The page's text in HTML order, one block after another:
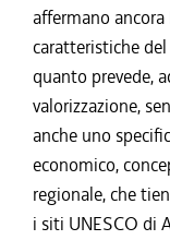
affermano
caratteristiche
quanto prevede,
valorizzazione,
anche uno
economico,
regionale, che
i siti UNESCO di